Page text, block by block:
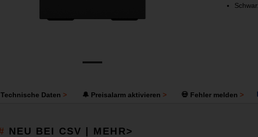
Technische Daten 🔔 Preisalarm aktivieren 💀 Fehler melden
NEU BEI CSV | MEHR>